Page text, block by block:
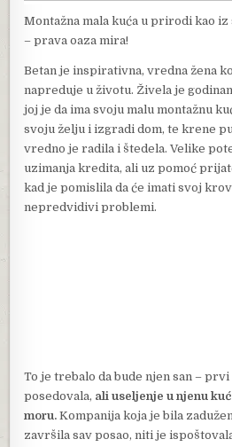
Montažna mala kuća u prirodi kao iz
– prava oaza mira!
Betan je inspirativna, vredna žena
napreduje u životu. Živela je
joj je da ima svoju malu montažnu
svoju želju i izgradi dom, te krene
vredno je radila i štedela. Velike
uzimanja kredita, ali uz pomoć
kad je pomislila da će imati svoj
nepredvidivi problemi.
To je trebalo da bude njen san –
posedovala, ali useljenje u njenu
moru. Kompanija koja je bila
završila sav posao, niti je